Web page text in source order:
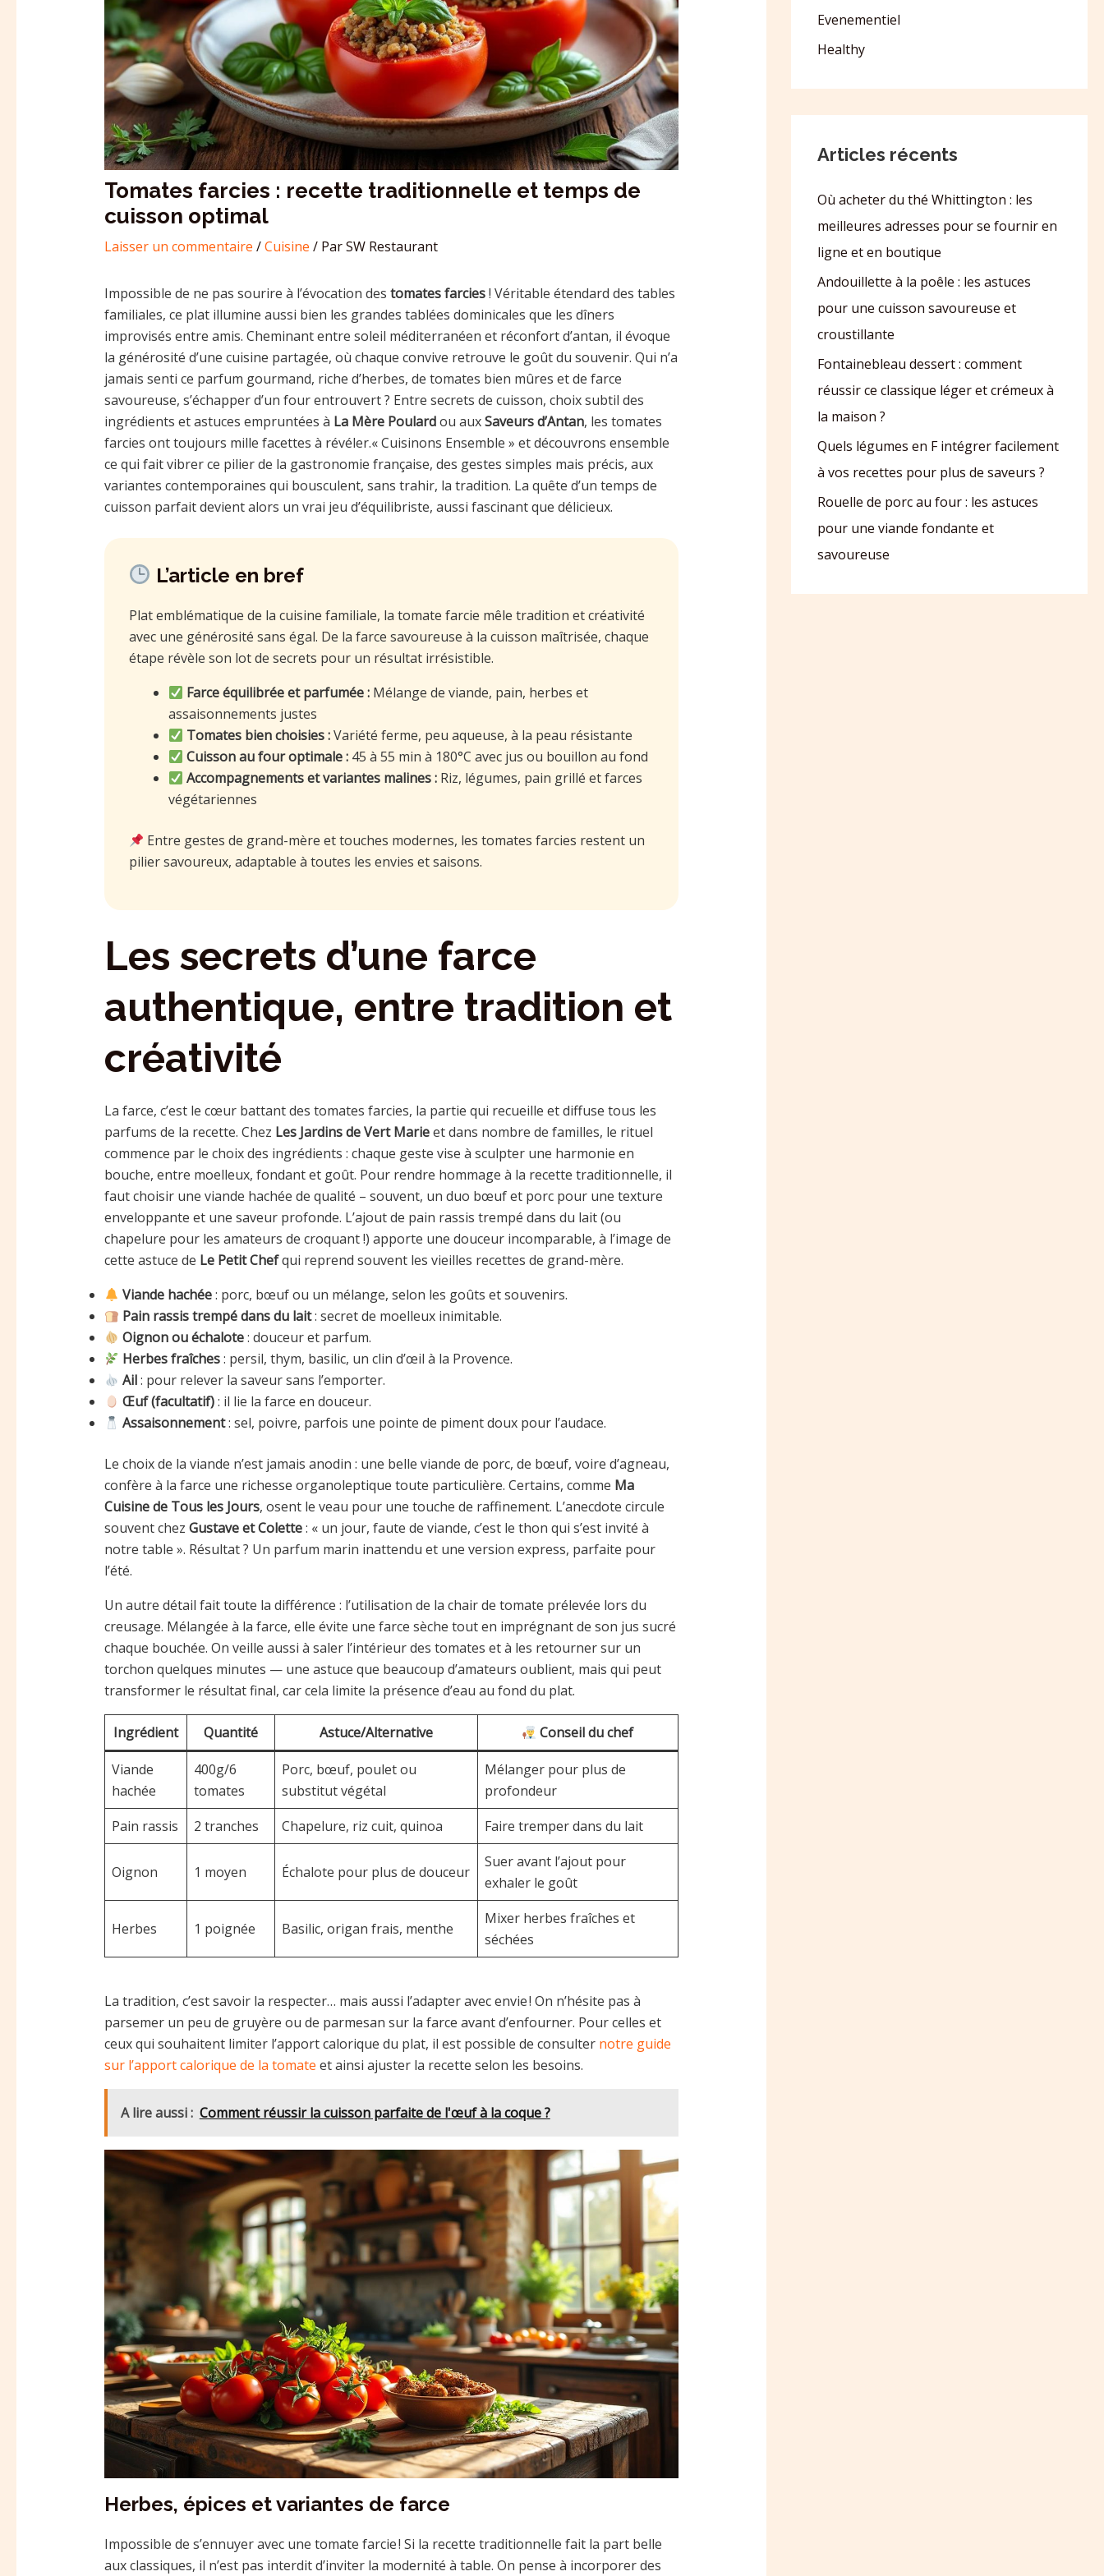
Tomates farcies : recette traditionnelle et temps de
cuisson optimal
Laisser un commentaire /Cuisine / ParSW Restaurant
Impossible de ne pas sourire à l’évocation des tomates farcies! Véritable étendard des tables
familiales, ce plat illumine aussi bien les grandes tablées dominicales que les dîners
improvisés entre amis. Cheminant entre soleil méditerranéen et réconfort d’antan, il évoque
la générosité d’une cuisine partagée, où chaque convive retrouve le goût du souvenir. Qui n’a
jamais senti ce parfum gourmand, riche d’herbes, de tomates bien mûres et de farce
savoureuse, s’échapper d’un four entrouvert ? Entre secrets de cuisson, choix subtil des
ingrédients et astuces empruntées à La Mère Poulardou auxSaveurs d’Antan, les tomates
farcies ont toujours mille facettes à révéler.« Cuisinons Ensemble » et découvrons ensemble
ce qui fait vibrer ce pilier de la gastronomie française, des gestes simples mais précis, aux
variantes contemporaines qui bousculent, sans trahir, la tradition. La quête d’un temps de
cuisson parfait devient alors un vrai jeu d’équilibriste, aussi fascinant que délicieux.
L’article en bref
Plat emblématique de la cuisine familiale, la tomate farcie mêle tradition et créativité
avec une générosité sans égal. De la farce savoureuse à la cuisson maîtrisée, chaque
étape révèle son lot de secrets pour un résultat irrésistible.
Farce équilibrée et parfumée :Mélange de viande, pain, herbes et
assaisonnements justes
Tomates bien choisies :Variété ferme, peu aqueuse, à la peau résistante
Cuisson au four optimale :45 à 55 min à 180°C avec jus ou bouillon au fond
Accompagnements et variantes malines :Riz, légumes, pain grillé et farces
végétariennes
Entre gestes de grand-mère et touches modernes, les tomates farcies restent un
pilier savoureux, adaptable à toutes les envies et saisons.
Les secrets d’une farce
authentique, entre tradition et
créativité
La farce, c’est le cœur battant des tomates farcies, la partie qui recueille et diffuse tous les
parfums de la recette. Chez Les Jardins de Vert Marieet dans nombre de familles, le rituel
commence par le choix des ingrédients : chaque geste vise à sculpter une harmonie en
bouche, entre moelleux, fondant et goût. Pour rendre hommage à la recette traditionnelle, il
faut choisir une viande hachée de qualité – souvent, un duo bœuf et porc pour une texture
enveloppante et une saveur profonde. L’ajout de pain rassis trempé dans du lait (ou
chapelure pour les amateurs de croquant !) apporte une douceur incomparable, à l’image de
cette astuce de Le Petit Chefqui reprend souvent les vieilles recettes de grand-mère.
Viande hachée: porc, bœuf ou un mélange, selon les goûts et souvenirs.
Pain rassis trempé dans du lait: secret de moelleux inimitable.
Oignon ou échalote: douceur et parfum.
Herbes fraîches: persil, thym, basilic, un clin d’œil à la Provence.
Ail: pour relever la saveur sans l’emporter.
Œuf (facultatif): il lie la farce en douceur.
Assaisonnement: sel, poivre, parfois une pointe de piment doux pour l’audace.
Le choix de la viande n’est jamais anodin : une belle viande de porc, de bœuf, voire d’agneau,
confère à la farce une richesse organoleptique toute particulière. Certains, comme Ma
Cuisine de Tous les Jours, osent le veau pour une touche de raffinement. L’anecdote circule
souvent chez Gustave et Colette: « un jour, faute de viande, c’est le thon qui s’est invité à
notre table ». Résultat ? Un parfum marin inattendu et une version express, parfaite pour
l’été.
Un autre détail fait toute la différence : l’utilisation de la chair de tomate prélevée lors du
creusage. Mélangée à la farce, elle évite une farce sèche tout en imprégnant de son jus sucré
chaque bouchée. On veille aussi à saler l’intérieur des tomates et à les retourner sur un
torchon quelques minutes — une astuce que beaucoup d’amateurs oublient, mais qui peut
transformer le résultat final, car cela limite la présence d’eau au fond du plat.
Ingrédient Quantité Astuce/Alternative Conseil du chef
Viande
hachée
400g/6
tomates
Porc, bœuf, poulet ou
substitut végétal
Mélanger pour plus de
profondeur
Pain rassis
2 tranches Chapelure, riz cuit, quinoa Faire tremper dans du lait
Oignon 1 moyen Échalote pour plus de douceur
Suer avant l’ajout pour
exhaler le goût
Herbes 1 poignée Basilic, origan frais, menthe
Mixer herbes fraîches et
séchées
La tradition, c’est savoir la respecter… mais aussi l’adapter avec envie ! On n’hésite pas à
parsemer un peu de gruyère ou de parmesan sur la farce avant d’enfourner. Pour celles et
ceux qui souhaitent limiter l’apport calorique du plat, il est possible de consulter notre guide
sur l’apport calorique de la tomate et ainsi ajuster la recette selon les besoins.
A lire aussi : Comment réussir la cuisson parfaite de l'œuf à la coque ?
Herbes, épices et variantes de farce
Impossible de s’ennuyer avec une tomate farcie ! Si la recette traditionnelle fait la part belle
aux classiques, il n’est pas interdit d’inviter la modernité à table. On pense à incorporer des
Evenementiel
Healthy
Articles récents
Où acheter du thé Whittington : les
meilleures adresses pour se fournir en
ligne et en boutique
Andouillette à la poêle : les astuces
pour une cuisson savoureuse et
croustillante
Fontainebleau dessert : comment
réussir ce classique léger et crémeux à
la maison ?
Quels légumes en F intégrer facilement
à vos recettes pour plus de saveurs ?
Rouelle de porc au four : les astuces
pour une viande fondante et
savoureuse